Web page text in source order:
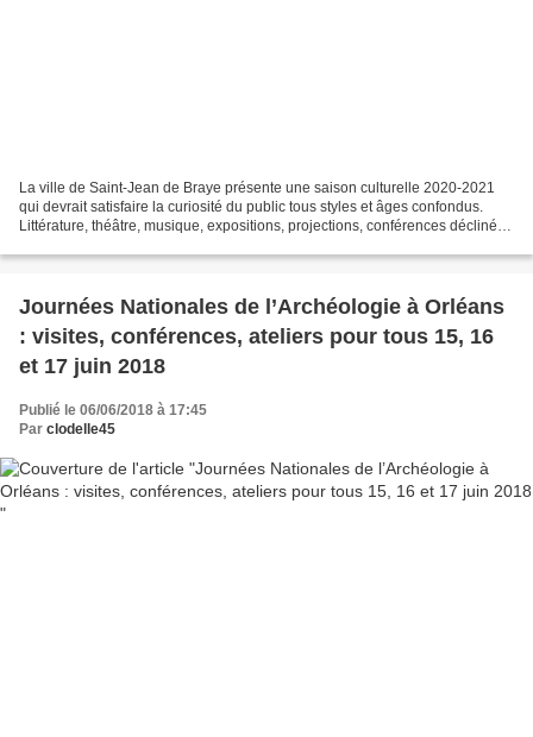
La ville de Saint-Jean de Braye présente une saison culturelle 2020-2021
qui devrait satisfaire la curiosité du public tous styles et âges confondus.
Littérature, théâtre, musique, expositions, projections, conférences déclinés
Journées Nationales de l’Archéologie à Orléans
: visites, conférences, ateliers pour tous 15, 16
et 17 juin 2018
Publié le 06/06/2018 à 17:45
Par clodelle45